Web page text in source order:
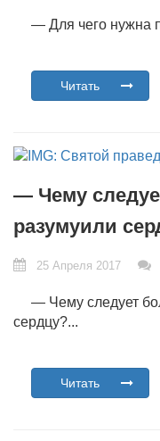
— Для чего нужна
Читать
— Чему
разумуили
25 Апреля 2017
— Чему следует
сердцу?...
Читать